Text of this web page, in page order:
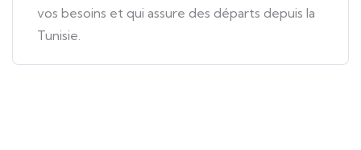
vos besoins et qui assure des départs depuis la
Tunisie.